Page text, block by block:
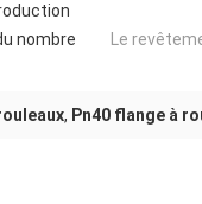
nombre
Le
, Pn40 flange à